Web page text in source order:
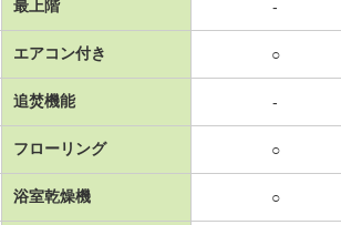
最上階 -
エアコン付き ○
追焚機能 -
フローリング ○
浴室乾燥機 ○